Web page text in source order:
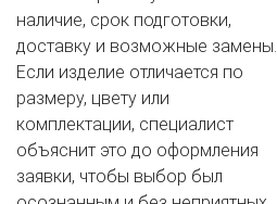
наличие, срок подготовки,
доставку и возможные замены.
Если изделие отличается по
размеру, цвету или
комплектации, специалист
объяснит это до оформления
заявки, чтобы выбор был